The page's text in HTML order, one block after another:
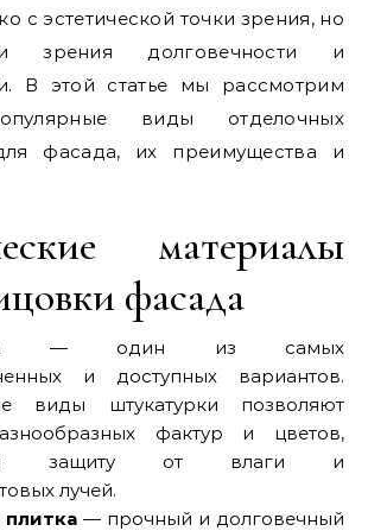
с эстетической точки зрения, но
долговечности и
В этой статье мы рассмотрим
виды отделочных
фасада, их преимущества и
материалы
фасада
— один из самых
и доступных вариантов.
виды штукатурки позволяют
фактур и цветов,
защиту от влаги и
лучей.
— прочный и долговечный